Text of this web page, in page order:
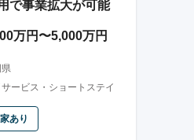
で事業拡大が可能
万円〜5,000万円
県
ービス・ショートステイ
あり